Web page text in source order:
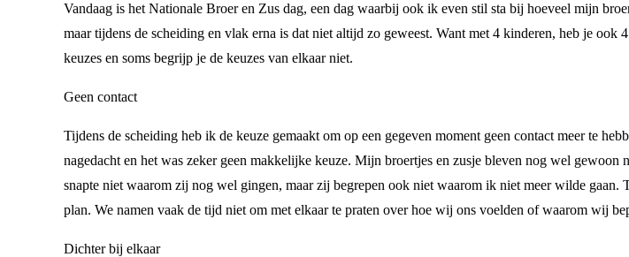
Vandaag is het Nationale Broer en Zus dag, een dag waarbij ook ik even stil sta bij hoeveel mijn
maar tijdens de scheiding en vlak erna is dat niet altijd zo geweest. Want met 4 kinderen, heb je ook
keuzes en soms begrijp je de keuzes van elkaar niet.
Geen contact
Tijdens de scheiding heb ik de keuze gemaakt om op een gegeven moment geen contact meer te
nagedacht en het was zeker geen makkelijke keuze. Mijn broertjes en zusje bleven nog wel
snapte niet waarom zij nog wel gingen, maar zij begrepen ook niet waarom ik niet meer wilde gaan.
plan. We namen vaak de tijd niet om met elkaar te praten over hoe wij ons voelden of waarom wij
Dichter bij elkaar